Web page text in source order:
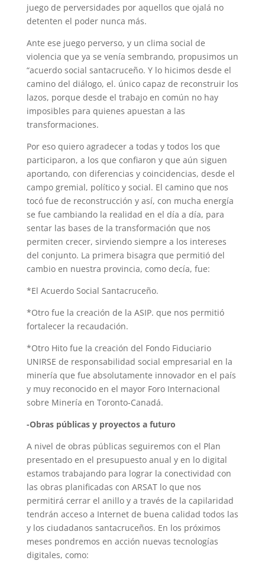
juego de perversidades por aquellos que ojalá no
detenten el poder nunca más.
Ante ese juego perverso, y un clima social de
violencia que ya se venía sembrando, propusimos un
“acuerdo social santacruceño. Y lo hicimos desde el
camino del diálogo, el. único capaz de reconstruir los
lazos, porque desde el trabajo en común no hay
imposibles para quienes apuestan a las
transformaciones.
Por eso quiero agradecer a todas y todos los que
participaron, a los que confiaron y que aún siguen
aportando, con diferencias y coincidencias, desde el
campo gremial, político y social. El camino que nos
tocó fue de reconstrucción y así, con mucha energía
se fue cambiando la realidad en el día a día, para
sentar las bases de la transformación que nos
permiten crecer, sirviendo siempre a los intereses
del conjunto. La primera bisagra que permitió del
cambio en nuestra provincia, como decía, fue:
*El Acuerdo Social Santacruceño.
*Otro fue la creación de la ASIP. que nos permitió
fortalecer la recaudación.
*Otro Hito fue la creación del Fondo Fiduciario
UNIRSE de responsabilidad social empresarial en la
minería que fue absolutamente innovador en el país
y muy reconocido en el mayor Foro Internacional
sobre Minería en Toronto-Canadá.
-Obras públicas y proyectos a futuro
A nivel de obras públicas seguiremos con el Plan
presentado en el presupuesto anual y en lo digital
estamos trabajando para lograr la conectividad con
las obras planificadas con ARSAT lo que nos
permitirá cerrar el anillo y a través de la capilaridad
tendrán acceso a Internet de buena calidad todos las
y los ciudadanos santacruceños. En los próximos
meses pondremos en acción nuevas tecnologías
digitales, como: